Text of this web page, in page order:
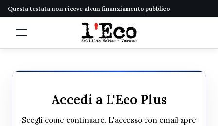
Questa testata non riceve alcun finanziamento pubblico
Accedi a L'Eco Plus
Scegli come continuare. L'accesso con email apre